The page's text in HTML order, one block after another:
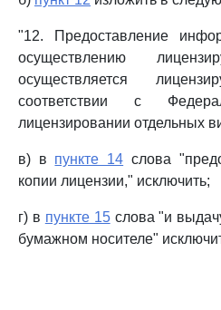
"12. Предоставление
осуществлению
осуществляется
соответствии с
лицензировании отдельных
в) в пункте 14 слова
копии лицензии," исключить;
г) в пункте 15слова "и
бумажном носителе"